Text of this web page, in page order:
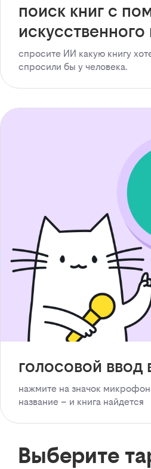
поиск книг с
искусственного
спросите ИИ какую книгу
спросили бы у человека.
голосовой ввод
нажмите на значок
название – и книга найдется
Выберите